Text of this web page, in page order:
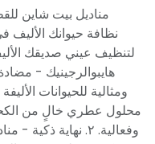
مناديل بيت شاين
نظافة حيوانك الأليف
هايبوالرجينيك - مضادة
ومثالية للحيوانات
محلول عطري خالٍ من
وفعالية. ٢. نهاية